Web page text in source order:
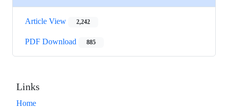
Article View 2,242
PDF Download 885
Links
Home